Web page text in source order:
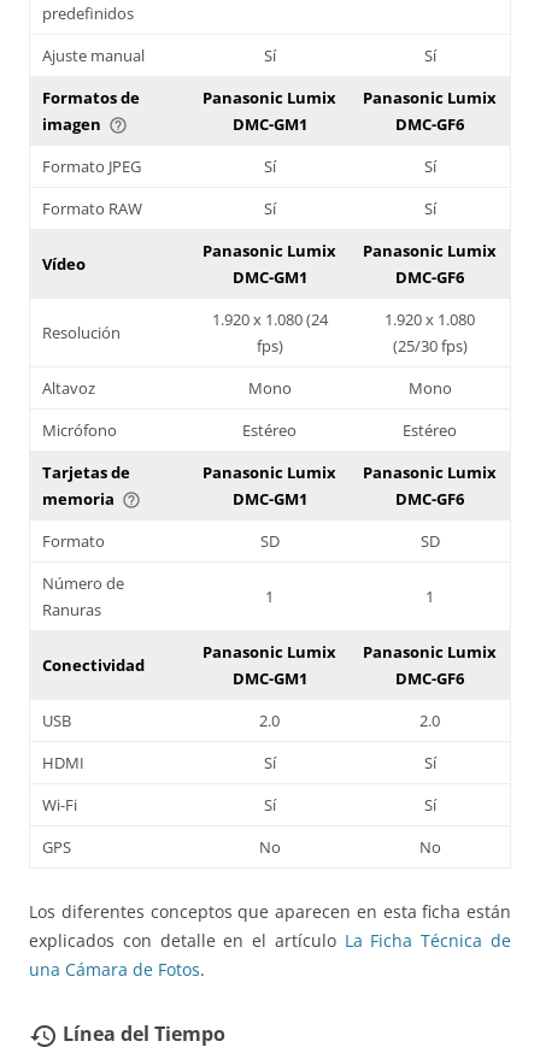
predefinidos
Ajuste manual Sí
Sí
Formatos de
imagen help_outline
Panasonic Lumix
DMC-GM1
Panasonic Lumix
DMC-GF6
Formato JPEG
Sí
Sí
Formato RAW
Sí Sí
Vídeo
Panasonic Lumix
DMC-GM1
Panasonic Lumix
DMC-GF6
Resolución
1.920 x 1.080 (24
fps)
1.920 x 1.080
(25/30 fps)
Altavoz
Mono
Mono
Micrófono
Estéreo
Estéreo
Tarjetas de
memoria help_outline
Panasonic Lumix
DMC-GM1
Panasonic Lumix
DMC-GF6
Formato
SD
SD
Número de
Ranuras
1 1
Conectividad
Panasonic Lumix
DMC-GM1
Panasonic Lumix
DMC-GF6
USB
2.0
2.0
HDMI
Sí
Sí
Wi-Fi
Sí
Sí
GPS
No No
Los diferentes conceptos que aparecen en esta ficha están
explicados con detalle en el artículo La Ficha Técnica de
una Cámara de Fotos.
restore Línea del Tiempo